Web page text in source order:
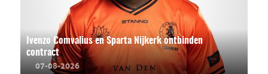
Ivenzo Comvalius en Sparta Nijkerk ontbinden
contract
07-08-2026